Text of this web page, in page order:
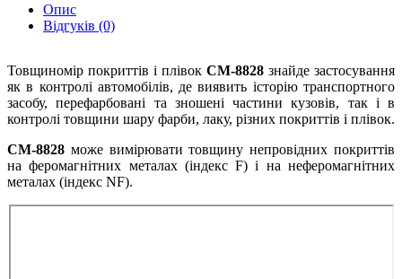
Опис
Відгуків (0)
Товщиномір покриттів і плівок CM-8828 знайде застосування
як в контролі автомобілів, де виявить історію транспортного
засобу, перефарбовані та зношені частини кузовів, так і в
контролі товщини шару фарби, лаку, різних покриттів і плівок.
CM-8828 може вимірювати товщину непровідних покриттів
на феромагнітних металах (індекс F) і на неферомагнітних
металах (індекс NF).